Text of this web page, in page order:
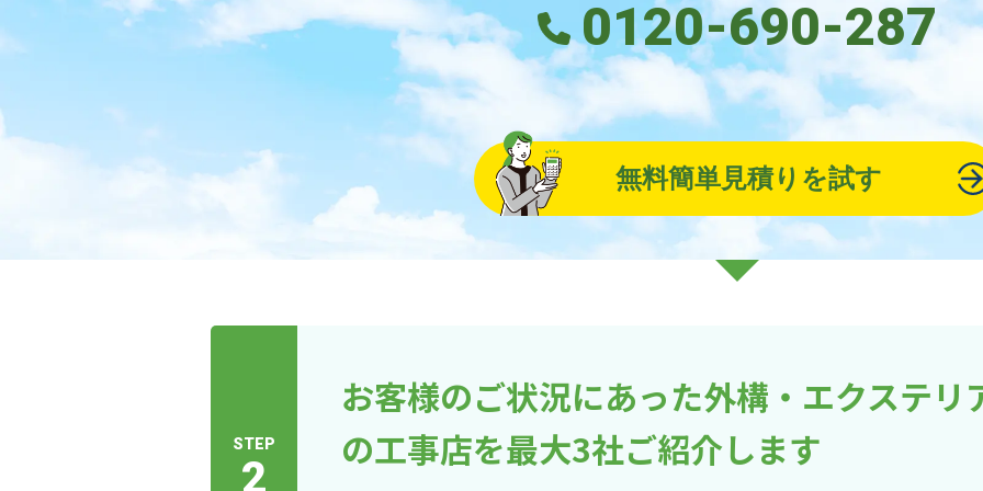
0120-690-287
無料簡単見積りを試す
STEP
2
お客様のご状況にあった外構・エクステリ
の工事店を最大3社ご紹介します